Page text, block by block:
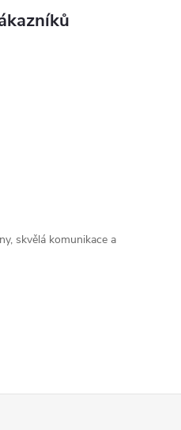
skvělá komunikace a